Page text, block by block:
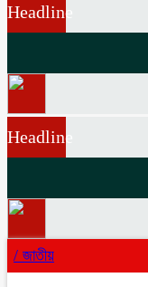
Headline
Headline
/ জাতীয়